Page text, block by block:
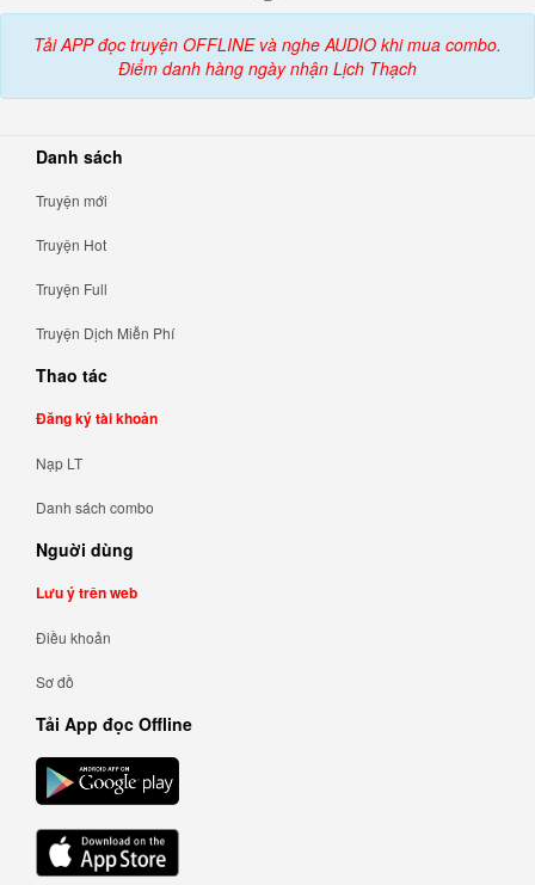
Tải APP đọc truyện OFFLINE và nghe AUDIO khi mua combo.
Điểm danh hàng ngày nhận Lịch Thạch
Danh sách
Truyện mới
Truyện Hot
Truyện Full
Truyện Dịch Miễn Phí
Thao tác
Đăng ký tài khoản
Nạp LT
Danh sách combo
Nguời dùng
Lưu ý trên web
Điều khoản
Sơ đồ
Tải App đọc Offline